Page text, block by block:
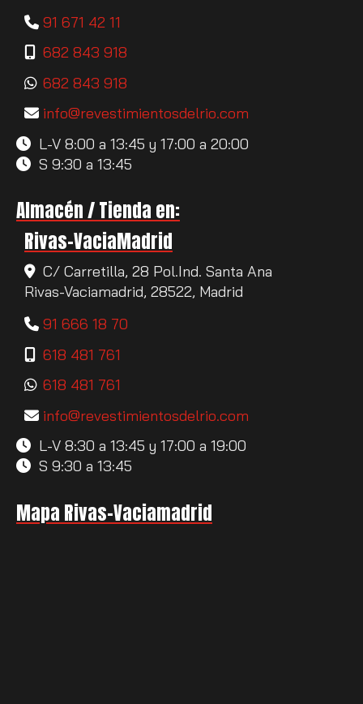
91 671 42 11
682 843 918
682 843 918
info
revestimientosdelrio.com
L-V 8:00 a 13:45 y 17:00 a 20:00
S 9:30 a 13:45
Almacén / Tienda en:
Rivas-VaciaMadrid
C/ Carretilla, 28 Pol.Ind. Santa Ana
Rivas-Vaciamadrid, 28522, Madrid
91 666 18 70
618 481 761
618 481 761
info
revestimientosdelrio.com
L-V 8:30 a 13:45 y 17:00 a 19:00
S 9:30 a 13:45
Mapa Rivas-Vaciamadrid